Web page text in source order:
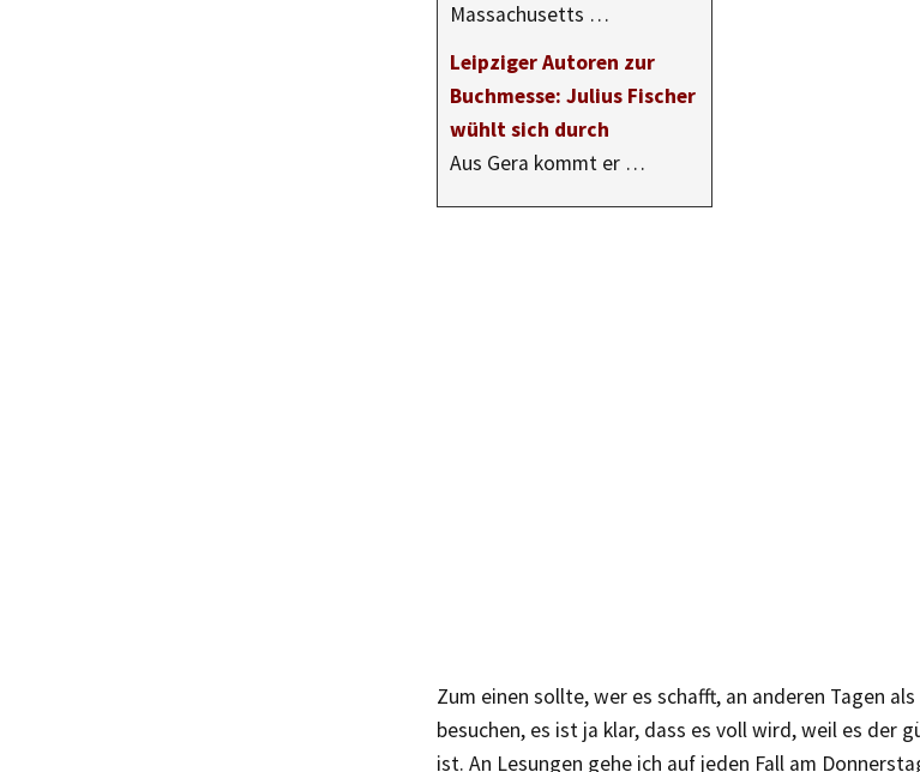
Massachusetts …
Leipziger Autoren zur
Buchmesse: Julius Fischer
wühlt sich durch
Aus Gera kommt er …
Zum einen sollte, wer es schafft, an anderen Tagen
besuchen, es ist ja klar, dass es voll wird, weil es der
ist. An Lesungen gehe ich auf jeden Fall am